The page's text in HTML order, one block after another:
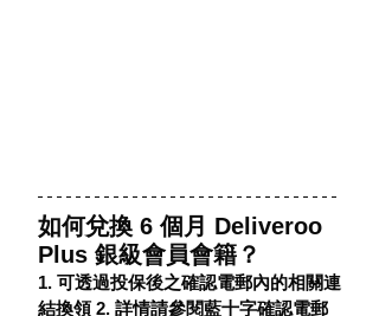
如何兌換 6 個月 Deliveroo
Plus 銀級會員會籍？
1. 可透過投保後之確認電郵內的相關連
結換領 2. 詳情請參閱藍十字確認電郵